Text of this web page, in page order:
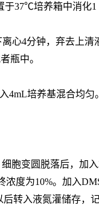
于37℃培养箱中消
心4分钟，弃去上清
瓶中。
培养基混合均
胞变圆脱落后，加
度为10%。加入
转入液氮灌储存，